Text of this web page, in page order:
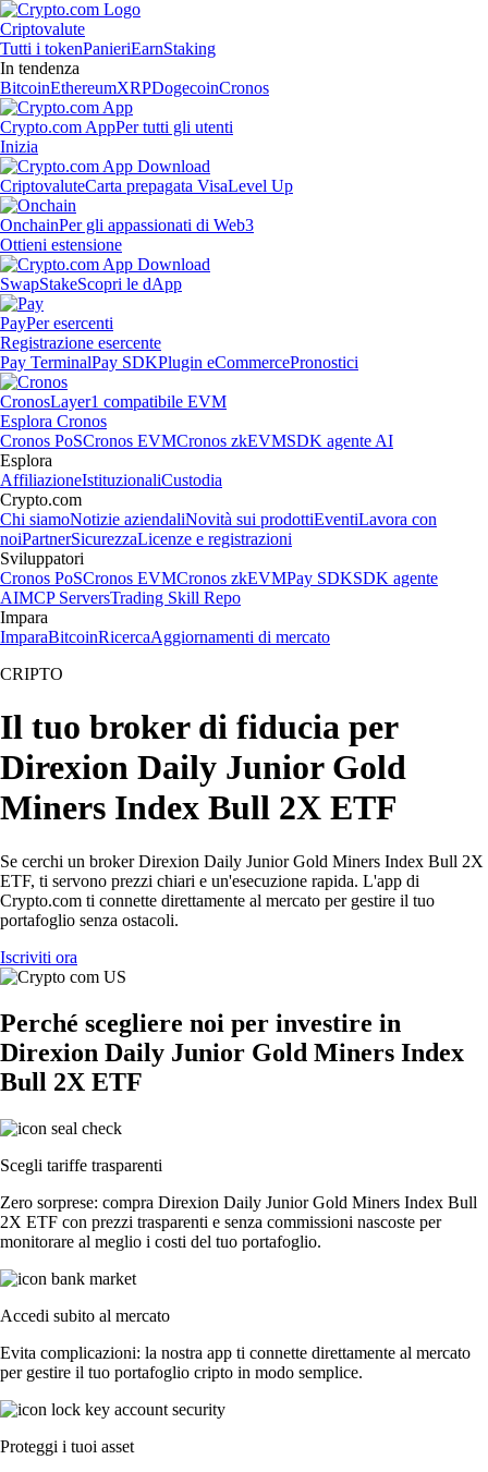
Criptovalute
Tutti i tokenPanieriEarnStaking
In tendenza
BitcoinEthereumXRPDogecoinCronos
Crypto.com AppPer tutti gli utenti
Inizia
CriptovaluteCarta prepagata VisaLevel Up
OnchainPer gli appassionati di Web3
Ottieni estensione
SwapStakeScopri le dApp
PayPer esercenti
Registrazione esercente
Pay TerminalPay SDKPlugin eCommercePronostici
CronosLayer1 compatibile EVM
Esplora Cronos
Cronos PoSCronos EVMCronos zkEVMSDK agente AI
Esplora
AffiliazioneIstituzionaliCustodia
Crypto.com
Chi siamoNotizie aziendaliNovità sui prodottiEventiLavora con
noiPartnerSicurezzaLicenze e registrazioni
Sviluppatori
Cronos PoSCronos EVMCronos zkEVMPay SDKSDK agente
AIMCP ServersTrading Skill Repo
Impara
ImparaBitcoinRicercaAggiornamenti di mercato
CRIPTO
Il tuo broker di fiducia per
Direxion Daily Junior Gold
Miners Index Bull 2X ETF
Se cerchi un broker Direxion Daily Junior Gold Miners Index Bull 2X
ETF, ti servono prezzi chiari e un'esecuzione rapida. L'app di
Crypto.com ti connette direttamente al mercato per gestire il tuo
portafoglio senza ostacoli.
Iscriviti ora
Perché scegliere noi per investire in
Direxion Daily Junior Gold Miners Index
Bull 2X ETF
Scegli tariffe trasparenti
Zero sorprese: compra Direxion Daily Junior Gold Miners Index Bull
2X ETF con prezzi trasparenti e senza commissioni nascoste per
monitorare al meglio i costi del tuo portafoglio.
Accedi subito al mercato
Evita complicazioni: la nostra app ti connette direttamente al mercato
per gestire il tuo portafoglio cripto in modo semplice.
Proteggi i tuoi asset